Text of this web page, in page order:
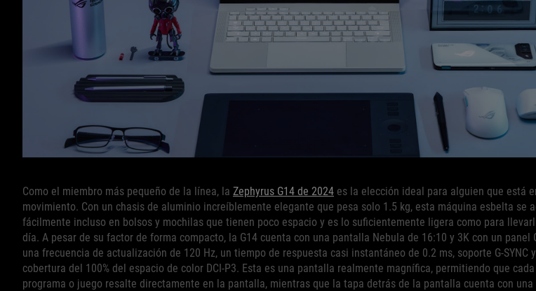
Como el miembro más pequeño de la línea, la Zephyrus G14 de 2024 es la elección ideal para alguien que está
movimiento. Con un chasis de aluminio increíblemente elegante que pesa solo 1.5 kg, esta máquina esbelta se
fácilmente incluso en bolsos y mochilas que tienen poco espacio y es lo suficientemente ligera como para
día. A pesar de su factor de forma compacto, la G14 cuenta con una pantalla Nebula de 16:10 y 3K con un panel
una frecuencia de actualización de 120 Hz, un tiempo de respuesta casi instantáneo de 0.2 ms, soporte G-SYNC
cobertura del 100% del espacio de color DCI-P3. Esta es una pantalla realmente magnífica, permitiendo que
programa o juego resalte directamente en la pantalla, mientras que la tapa detrás de la pantalla cuenta con